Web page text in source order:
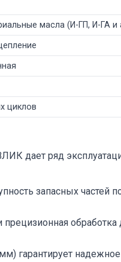
масла (И-ГП, И-ГА и
циклов
дает ряд
запасных частей
прецизионная
гарантирует